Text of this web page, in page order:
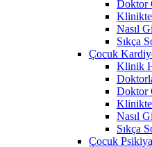
Doktor
Nasıl
Sıkça
Çocuk
Klinik
Doktor
Nasıl
Sıkça
Çocuk